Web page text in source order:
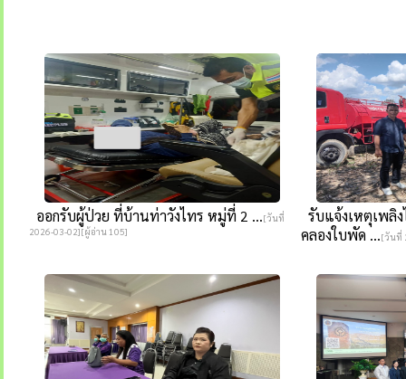
ออกรับผู้ป่วย ที่บ้านท่าวังไทร หมู่ที่ 2 ...[วันที่
2026-03-02][ผู้อ่าน 105]
รับแจ้งเหตุเพลิ
คลองใบพัด ...[วันที่